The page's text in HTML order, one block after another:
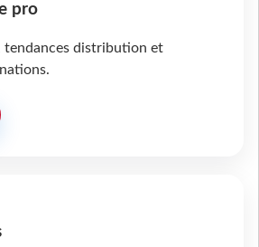
pro
tendances distribution et